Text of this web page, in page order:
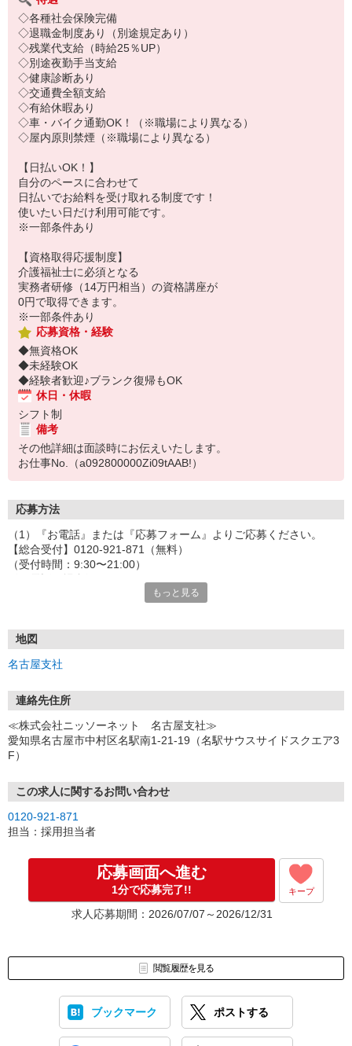
◇各種社会保険完備
◇退職金制度あり（別途規定あり）
◇残業代支給（時給25％UP）
◇別途夜勤手当支給
◇健康診断あり
◇交通費全額支給
◇有給休暇あり
◇車・バイク通勤OK！（※職場により異なる）
◇屋内原則禁煙（※職場により異なる）
【日払いOK！】
自分のペースに合わせて
日払いでお給料を受け取れる制度です！
使いたい日だけ利用可能です。
※一部条件あり
【資格取得応援制度】
介護福祉士に必須となる
実務者研修（14万円相当）の資格講座が
0円で取得できます。
※一部条件あり
応募資格・経験
◆無資格OK
◆未経験OK
◆経験者歓迎♪ブランク復帰もOK
休日・休暇
シフト制
備考
その他詳細は面談時にお伝えいたします。
お仕事No.（a092800000Zi09tAAB!）
応募方法
（1）『お電話』または『応募フォーム』よりご応募ください。
【総合受付】0120-921-871（無料）
（受付時間：9:30〜21:00）
「e-aidemを見て」とお伝えいただけるとスムーズです。
◎応募フォームからのご応募は24時間受付中です！
（2）面談・登録の実施
ご都合のよいお日にちをお聞かせください。
↓
（3）選考・お仕事のご案内
↓
（4）就業開始
能です。
もっと見る
地図
名古屋支社
連絡先住所
≪株式会社ニッソーネット 名古屋支社≫
愛知県名古屋市中村区名駅南1-21-19（名駅サウスサイドスクエア3
F）
この求人に関するお問い合わせ
0120-921-871
担当：採用担当者
応募画面へ進む
1分で応募完了!! キープ
求人応募期間：2026/07/07～2026/12/31
閲覧履歴を見る
ブックマーク ポストする